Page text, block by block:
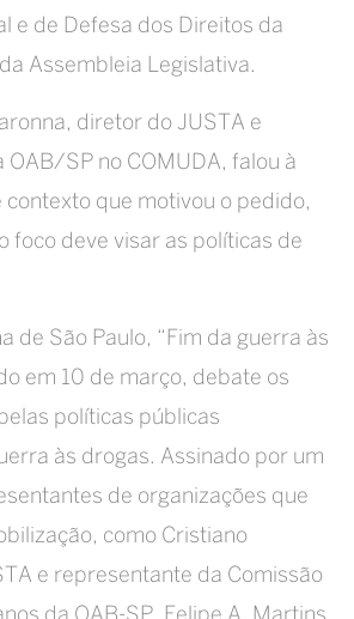
e de Defesa dos Direitos da
Assembleia Legislativa.
diretor do JUSTA e
SP no COMUDA, falou à
contexto que motivou o pedido,
foco deve visar as políticas de
de São Paulo, “Fim da guerra às
em 10 de março, debate os
políticas públicas
às drogas. Assinado por um
de organizações que
como Cristiano
e representante da Comissão